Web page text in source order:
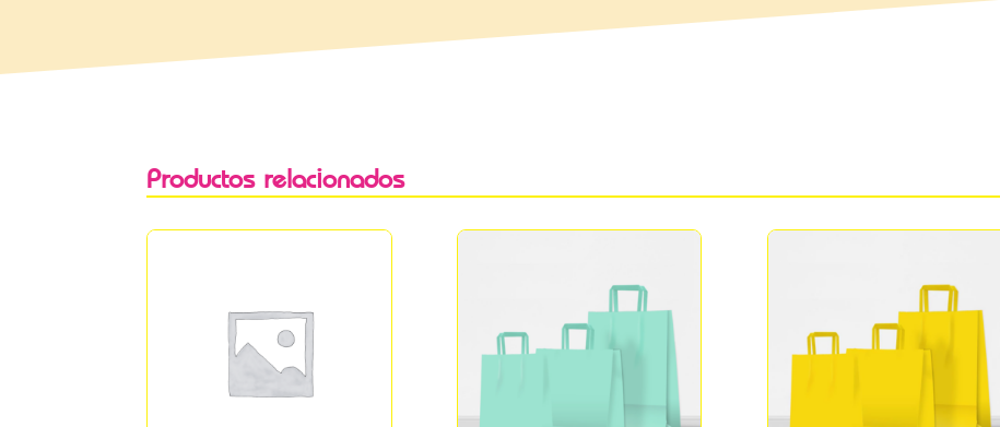
Productos relacionados